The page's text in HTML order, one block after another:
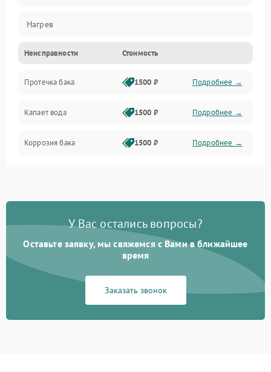
Нагрев
Датчики
Механика
Неисправности Стоимость
Протечка бака 1500 ₽ Подробнее →
Капает вода 1500 ₽ Подробнее →
Коррозия бака 1500 ₽ Подробнее →
У Вас остались вопросы?
Оставьте заявку, мы свяжемся с Вами в ближайшее
время
Заказать звонок